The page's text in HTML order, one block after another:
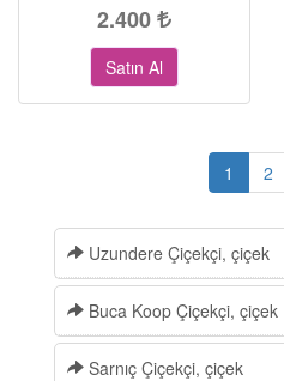
2.400
Satın Al
1 2
Uzundere Çiçekçi, çiçek
Buca Koop Çiçekçi, çiçek
Sarnıç Çiçekçi, çiçek